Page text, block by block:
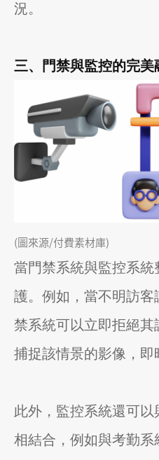
況。
三、門禁與監控的完美
(圖來源/付費素材庫)
當門禁系統與監控系
護。例如，當不明訪客
禁系統可以立即拒絕
捕捉該情景的影像，即
此外，監控系統還可
相結合，例如與考勤